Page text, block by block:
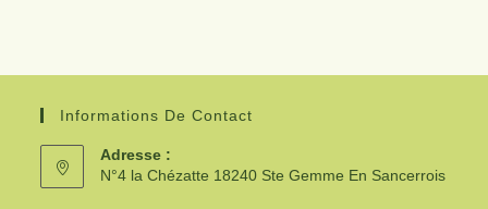
Informations De Contact
Adresse :
N°4 la Chézatte 18240 Ste Gemme En Sancerrois